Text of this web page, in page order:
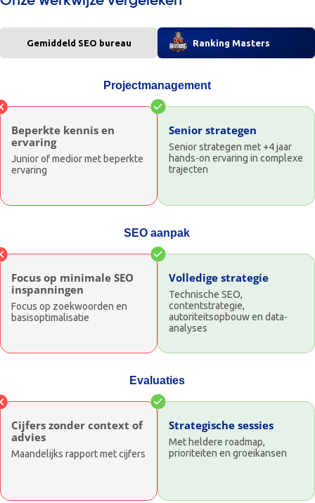
Gemiddeld SEO bureau
Projectmanagement
Beperkte kennis en
ervaring
Junior of medior met beperkte
ervaring
SEO aanpak
Focus op minimale SEO
inspanningen
Focus op zoekwoorden en
basisoptimalisatie
Evaluaties
Cijfers zonder context of
advies
Maandelijks rapport met cijfers
Ranking Masters
Senior strategen
Senior strategen met +4 jaar
hands-on ervaring in complexe
trajecten
Volledige strategie
Technische SEO,
contentstrategie,
autoriteitsopbouw en data-
analyses
Strategische sessies
Met heldere roadmap,
prioriteiten en groeikansen